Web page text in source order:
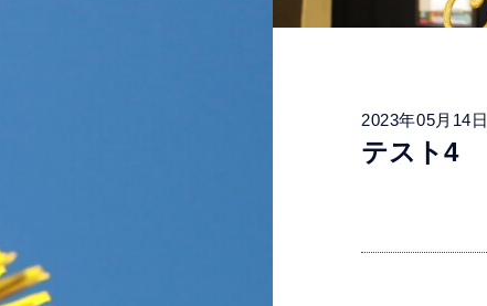
2023年05月14日
テスト4